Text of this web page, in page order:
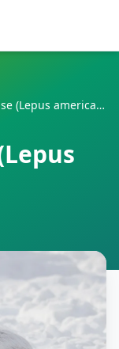
Schneeschuhhase (Lepus americanus)